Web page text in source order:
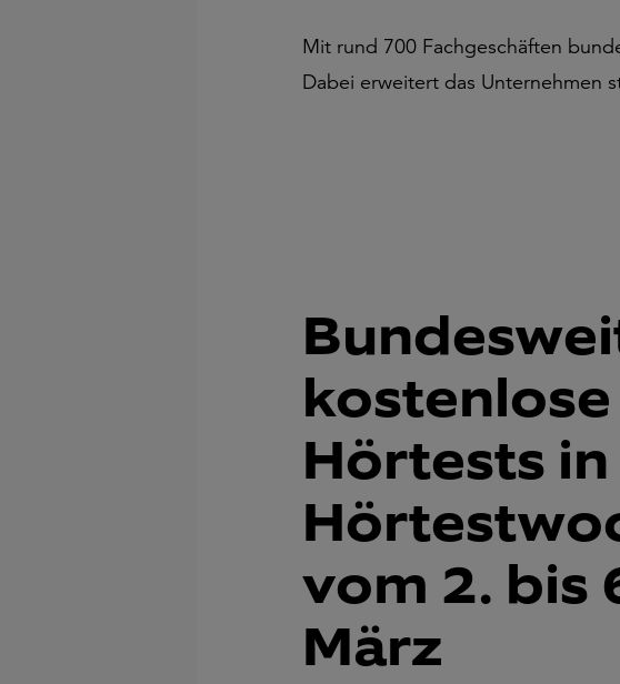
Mit rund 700 Fachgeschäften
Dabei erweitert das Unternehmen
kostenlose
Hörtests
vom 2. bis
März